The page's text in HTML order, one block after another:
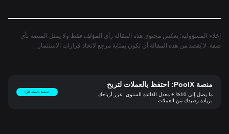
إخلاء المسؤولية: يعكس محتوى هذه المقالة رأي المؤلف فقط ولا يمثل المنصة بأي
صفة. لا يُقصد من هذه المقالة أن تكون بمثابة مرجع لاتخاذ قرارات الاستثمار.
منصة PoolX: احتفظ بالعملات لتربح
ما يصل إلى 10% + معدل الفائدة السنوي. عزز أرباحك
بزيادة رصيدك من العملات
احتفظ بالعملة الآن!